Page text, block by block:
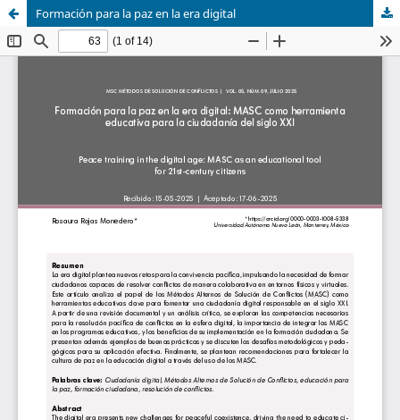
Formación para la paz en la era digital